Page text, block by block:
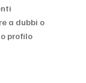
a dubbi o
profilo